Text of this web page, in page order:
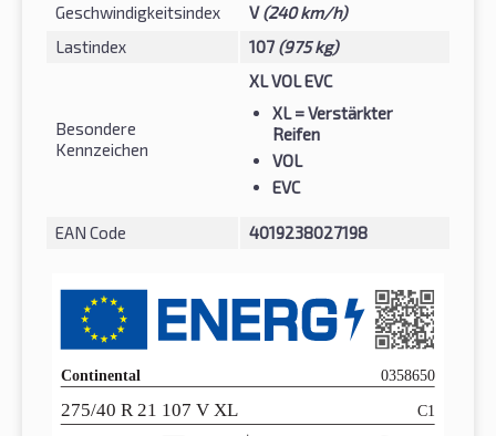
Geschwindigkeitsindex
V(240 km/h)
Lastindex
107 (975 kg)
Besondere
Kennzeichen
XL VOL EVC
XL= Verstärkter
Reifen
VOL
EVC
EAN Code 4019238027198